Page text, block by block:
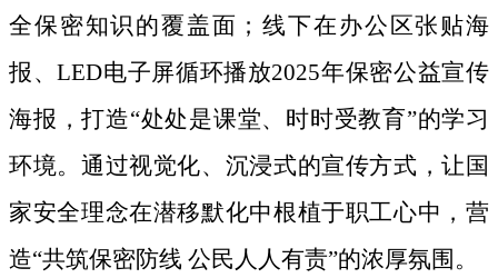
全保密知识的覆盖面；线下在办公区张贴海
报、LED电子屏循环播放2025年保密公益宣传
海报，打造“处处是课堂、时时受教育”的学习
环境。通过视觉化、沉浸式的宣传方式，让国
家安全理念在潜移默化中根植于职工心中，营
造“共筑保密防线 公民人人有责”的浓厚氛围。